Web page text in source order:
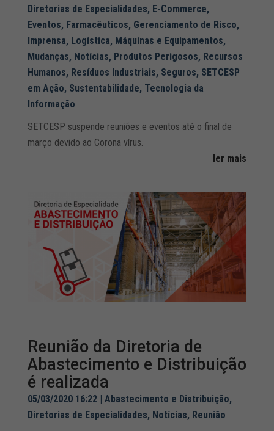
Diretorias de Especialidades, E-Commerce,
Eventos, Farmacêuticos, Gerenciamento de Risco,
Imprensa, Logística, Máquinas e Equipamentos,
Mudanças, Notícias, Produtos Perigosos, Recursos
Humanos, Resíduos Industriais, Seguros, SETCESP
em Ação, Sustentabilidade, Tecnologia da
Informação
SETCESP suspende reuniões e eventos até o final de
março devido ao Corona vírus.
ler mais
Reunião da Diretoria de
Abastecimento e Distribuição
é realizada
05/03/2020 16:22| Abastecimento e Distribuição,
Diretorias de Especialidades, Notícias, Reunião